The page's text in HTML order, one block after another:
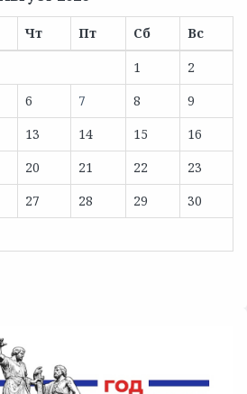
Чт Пт Сб
Вс
1
2
6 7 8
9
13 14 15
16
20 21 22
23
27 28 29
30